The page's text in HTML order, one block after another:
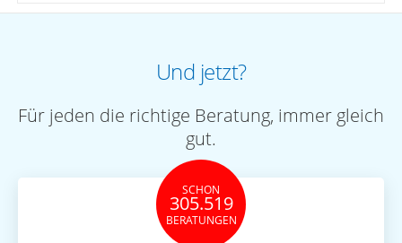
Und jetzt?
Für jeden die richtige Beratung, immer gleich
gut.
SCHON
305.519
BERATUNGEN